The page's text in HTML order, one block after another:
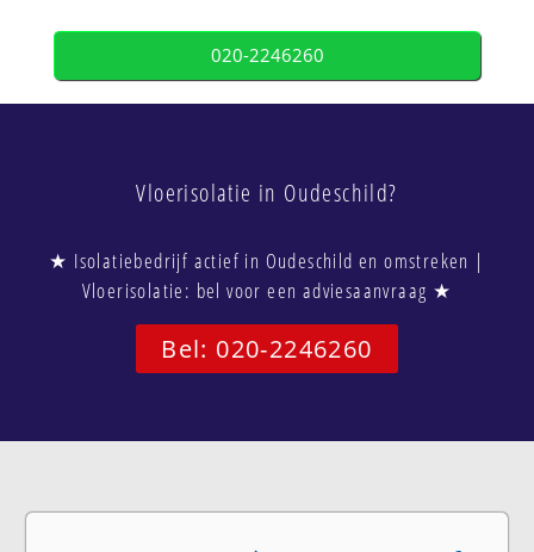
020-2246260
Vloerisolatie in Oudeschild?
★ Isolatiebedrijf actief in Oudeschild en omstreken |
Vloerisolatie: bel voor een adviesaanvraag ★
Bel: 020-2246260